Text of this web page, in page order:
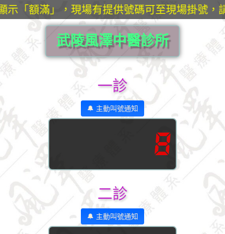
「額滿」，現場有提供號碼可至現場掛號，
武陵風澤中醫診所
一診
🔔 主動叫號通知
8
二診
🔔 主動叫號通知